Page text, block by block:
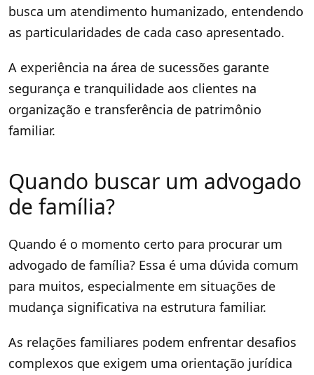
busca um atendimento humanizado, entendendo
as particularidades de cada caso apresentado.
A experiência na área de sucessões garante
segurança e tranquilidade aos clientes na
organização e transferência de patrimônio
familiar.
Quando buscar um advogado
de família?
Quando é o momento certo para procurar um
advogado de família? Essa é uma dúvida comum
para muitos, especialmente em situações de
mudança significativa na estrutura familiar.
As relações familiares podem enfrentar desafios
complexos que exigem uma orientação jurídica